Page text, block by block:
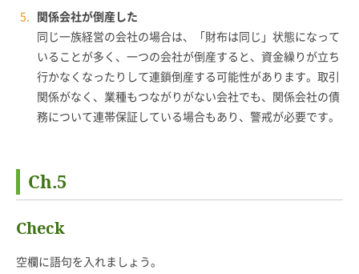
関係会社が倒産した
同じ一族経営の会社の場合は、「財布は同じ」状態になって
いることが多く、一つの会社が倒産すると、資金繰りが立ち
行かなくなったりして連鎖倒産する可能性があります。取引
関係がなく、業種もつながりがない会社でも、関係会社の債
務について連帯保証している場合もあり、警戒が必要です。
Ch.5
Check
空欄に語句を入れましょう。